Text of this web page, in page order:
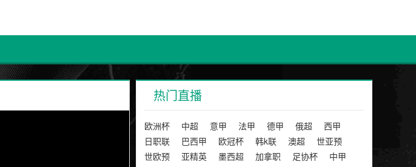
热门直播
欧洲杯 中超 意甲 法甲 德甲 俄超
西甲
日职联
巴西甲 欧冠杯 韩k联 澳超
世亚预
世欧预
亚精英 墨西超 加拿职 足协杯
中甲